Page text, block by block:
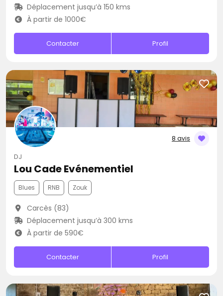
Déplacement jusqu’à 150 kms
À partir de 1000€
Contacter Profil
8 avis
DJ
Lou Cade Evénementiel
Blues RNB Zouk
Carcès (83)
Déplacement jusqu’à 300 kms
À partir de 590€
Contacter Profil